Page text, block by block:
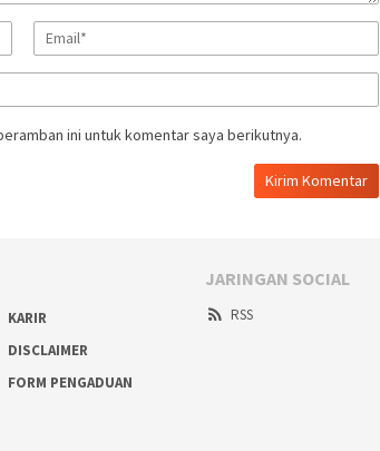
ini untuk komentar saya berikutnya.
KARIR
DISCLAIMER
FORM PENGADUAN
JARINGAN SOCIAL
RSS